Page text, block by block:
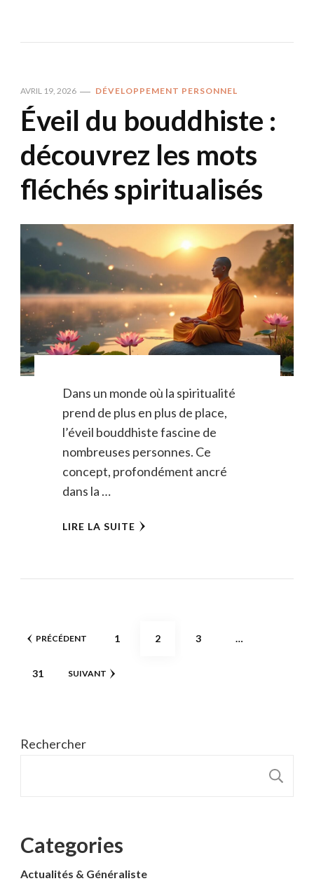
AVRIL 19, 2026 DÉVELOPPEMENT PERSONNEL
Éveil du bouddhiste :
découvrez les mots
fléchés spiritualisés
Dans un monde où la spiritualité
prend de plus en plus de place,
l’éveil bouddhiste fascine de
nombreuses personnes. Ce
concept, profondément ancré
dans la …
LIRE LA SUITE
Pagination
publications
PRÉCÉDENT PAGE
1 PAGE
2 PAGE
3 …
PAGE
31 SUIVANT
Rechercher
Categories
Actualités & Généraliste